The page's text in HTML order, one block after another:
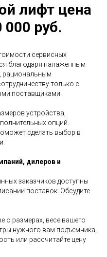
лифт цена
000 руб.
сервисных
благодаря налаженным
рациональным
только с
поставщиками.
устройства,
опций.
сделать выбор в
дилеров и
заказчиков доступны
поставок. Обсудите
о размерах, весе вашего
нужного вам подъемника,
или рассчитайте цену